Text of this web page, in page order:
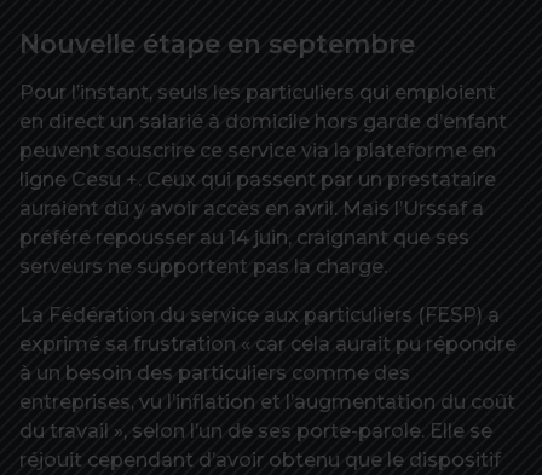
Nouvelle étape en septembre
Pour l’instant, seuls les particuliers qui emploient
en direct un salarié à domicile hors garde d’enfant
peuvent souscrire ce service via la plateforme en
ligne Cesu +. Ceux qui passent par un prestataire
auraient dû y avoir accès en avril. Mais l’Urssaf a
préféré repousser au 14 juin, craignant que ses
serveurs ne supportent pas la charge.
La Fédération du service aux particuliers (FESP) a
exprimé sa frustration « car cela aurait pu répondre
à un besoin des particuliers comme des
entreprises, vu l’inflation et l’augmentation du coût
du travail », selon l’un de ses porte-parole. Elle se
réjouit cependant d’avoir obtenu que le dispositif